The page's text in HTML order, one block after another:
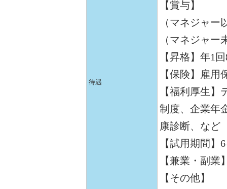
待遇
【賞与】
（マネジャー
（マネジャー
【昇格】年1
【保険】雇
【福利厚生
制度、企業年
康診断、など
【試用期間】
【兼業・副業
【その他】